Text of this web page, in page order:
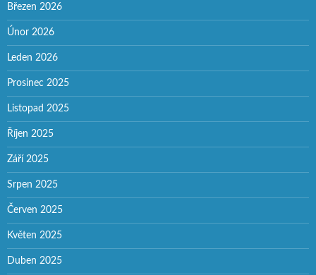
Březen 2026
Únor 2026
Leden 2026
Prosinec 2025
Listopad 2025
Říjen 2025
Září 2025
Srpen 2025
Červen 2025
Květen 2025
Duben 2025